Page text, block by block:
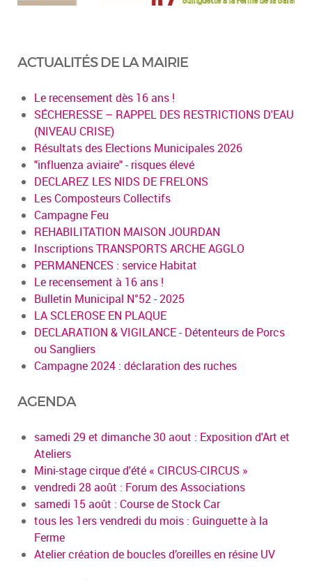
ACTUALITÉS DE LA MAIRIE
Le recensement dès 16 ans !
SÉCHERESSE – RAPPEL DES RESTRICTIONS D'EAU
(NIVEAU CRISE)
Résultats des Elections Municipales 2026
"influenza aviaire" - risques élevé
DECLAREZ LES NIDS DE FRELONS
Les Composteurs Collectifs
Campagne Feu
REHABILITATION MAISON JOURDAN
Inscriptions TRANSPORTS ARCHE AGGLO
PERMANENCES : service Habitat
Le recensement à 16 ans !
Bulletin Municipal N°52 - 2025
LA SCLEROSE EN PLAQUE
DECLARATION & VIGILANCE - Détenteurs de Porcs
ou Sangliers
Campagne 2024 : déclaration des ruches
AGENDA
samedi 29 et dimanche 30 aout : Exposition d'Art et
Ateliers
Mini-stage cirque d'été « CIRCUS-CIRCUS »
vendredi 28 août : Forum des Associations
samedi 15 août : Course de Stock Car
tous les 1ers vendredi du mois : Guinguette à la
Ferme
Atelier création de boucles d’oreilles en résine UV